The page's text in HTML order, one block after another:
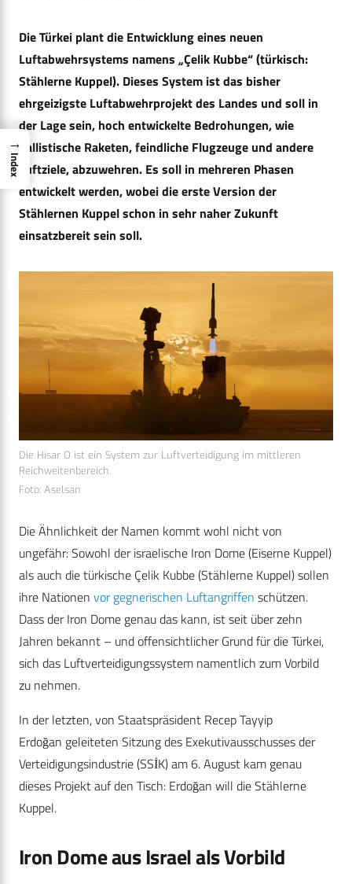
Die Türkei plant die Entwicklung eines neuen
Luftabwehrsystems namens „Çelik Kubbe“ (türkisch:
Stählerne Kuppel). Dieses System ist das bisher
ehrgeizigste Luftabwehrprojekt des Landes und soll in
der Lage sein, hoch entwickelte Bedrohungen, wie
ballistische Raketen, feindliche Flugzeuge und andere
Luftziele, abzuwehren. Es soll in mehreren Phasen
entwickelt werden, wobei die erste Version der
Stählernen Kuppel schon in sehr naher Zukunft
einsatzbereit sein soll.
Die Hisar O ist ein System zur Luftverteidigung im mittleren
Reichweitenbereich.
Foto: Aselsan
Die Ähnlichkeit der Namen kommt wohl nicht von
ungefähr: Sowohl der israelische Iron Dome (Eiserne Kuppel)
als auch die türkische Çelik Kubbe (Stählerne Kuppel) sollen
ihre Nationen vor gegnerischen Luftangriffen schützen.
Dass der Iron Dome genau das kann, ist seit über zehn
Jahren bekannt – und offensichtlicher Grund für die Türkei,
sich das Luftverteidigungssystem namentlich zum Vorbild
zu nehmen.
In der letzten, von Staatspräsident Recep Tayyip
Erdoğan geleiteten Sitzung des Exekutivausschusses der
Verteidigungsindustrie (SSİK) am 6. August kam genau
dieses Projekt auf den Tisch: Erdoğan will die Stählerne
Kuppel.
Iron Dome aus Israel als Vorbild
→
Index